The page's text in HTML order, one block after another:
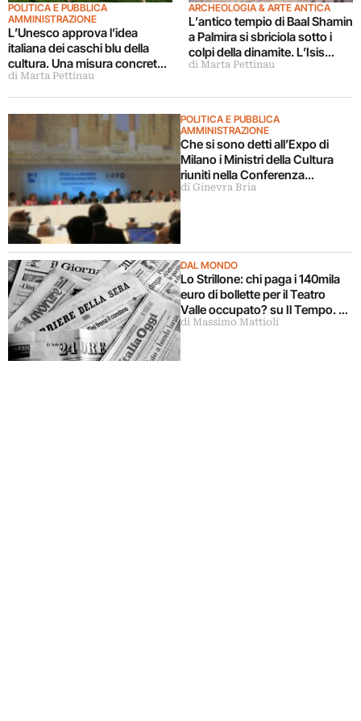
POLITICA E PUBBLICA
AMMINISTRAZIONE
L’Unesco approva l’idea
italiana dei caschi blu della
cultura. Una misura concreta
per i siti in pericolo Isis. E il
World Monuments Fund
monumenti più a rischio (non
solo terrorismo islamico)
di Marta Pettinau
ARCHEOLOGIA & ARTE ANTICA
L’antico tempio di Baal Shamin
a Palmira si sbriciola sotto i
colpi della dinamite. L’Isis
mette in atto la distruzione
mondo resta a guardare
di Marta Pettinau
POLITICA E PUBBLICA
AMMINISTRAZIONE
Che si sono detti all’Expo di
Milano i Ministri della Cultura
riuniti nella Conferenza
Internazionale? Noi c’eravamo,
di Ginevra Bria
DAL MONDO
Lo Strillone: chi paga i 140mila
euro di bollette per il Teatro
Valle occupato? su Il Tempo. E
poi Palmira, Grande Guerra,
di Massimo Mattioli